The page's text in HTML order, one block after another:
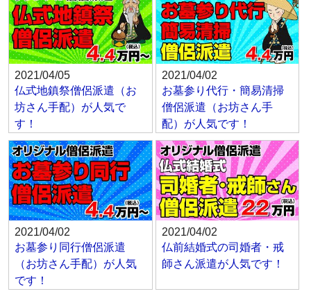
2021/04/05
仏式地鎮祭僧侶派遣（お
坊さん手配）が人気で
す！
2021/04/02
お墓参り代行・簡易清掃
僧侶派遣（お坊さん手
配）が人気です！
2021/04/02
お墓参り同行僧侶派遣
（お坊さん手配）が人気
です！
2021/04/02
仏前結婚式の司婚者・戒
師さん派遣が人気です！